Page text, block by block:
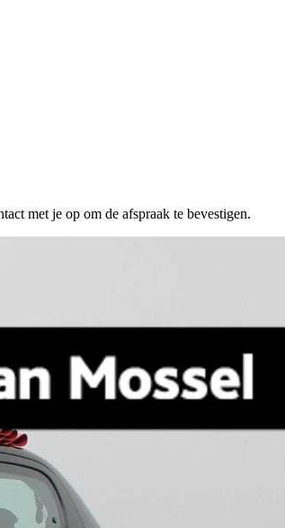
met je op om de afspraak te bevestigen.